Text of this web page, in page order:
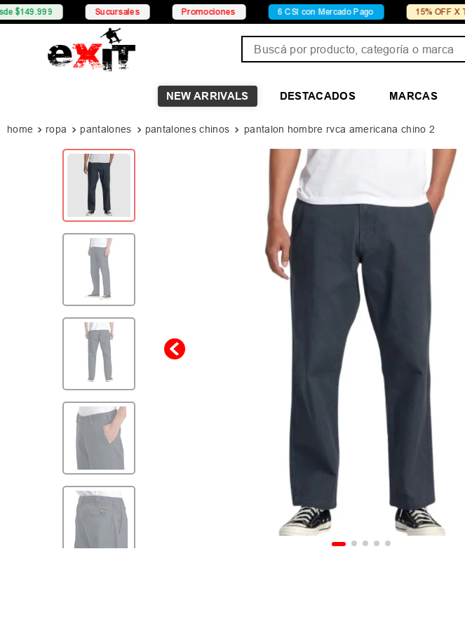
Sucursales Promociones 6 CSI con Mercado Pago 15% OFF X Transferencia
NEW ARRIVALS DESTACADOS MARCAS
ropa pantalones pantalones chinos pantalon hombre rvca americana chino 2